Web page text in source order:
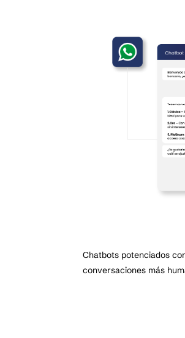
Chatbots potenciados
conversaciones más